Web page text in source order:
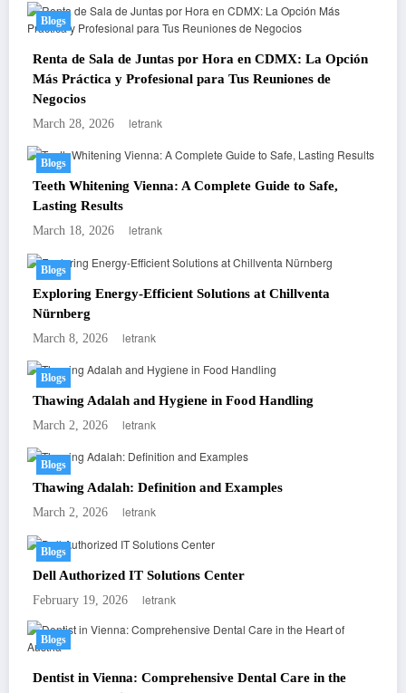
Blogs
Renta de Sala de Juntas por Hora en CDMX: La Opción
Más Práctica y Profesional para Tus Reuniones de
Negocios
March 28, 2026 letrank
Blogs
Teeth Whitening Vienna: A Complete Guide to Safe,
Lasting Results
March 18, 2026 letrank
Blogs
Exploring Energy-Efficient Solutions at Chillventa
Nürnberg
March 8, 2026 letrank
Blogs
Thawing Adalah and Hygiene in Food Handling
March 2, 2026 letrank
Blogs
Thawing Adalah: Definition and Examples
March 2, 2026 letrank
Blogs
Dell Authorized IT Solutions Center
February 19, 2026 letrank
Blogs
Dentist in Vienna: Comprehensive Dental Care in the